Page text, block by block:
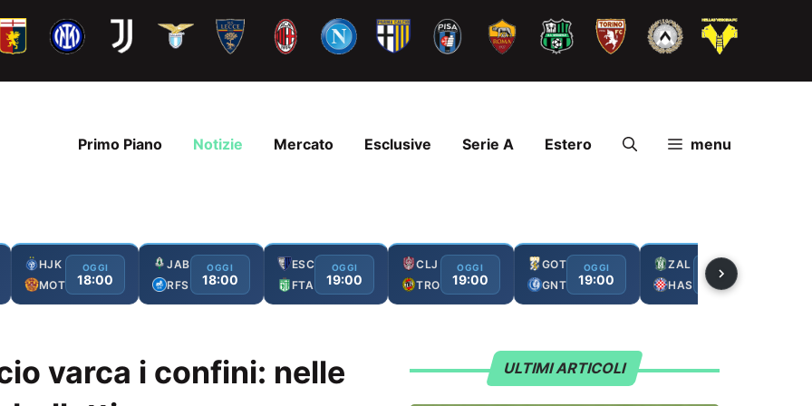
Primo Piano Notizie Mercato Esclusive Serie A Estero menu
HJK
MOT
OGGI
18:00
JAB
RFS
OGGI
18:00
ESC
FTA
OGGI
19:00
CLJ
TRO
OGGI
19:00
GOT
GNT
OGGI
19:00
ZAL
HAS
OGGI
19:00
varca i confini: nelle
ULTIMI ARTICOLI